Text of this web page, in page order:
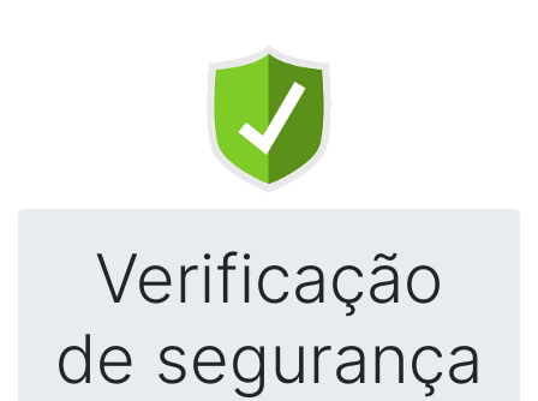
Verificação
de segurança